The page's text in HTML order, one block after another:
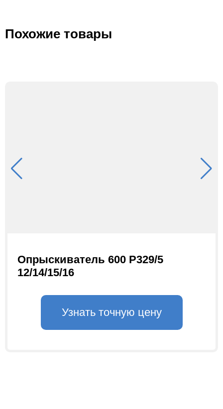
Похожие товары
Опрыскиватель 600 Р329/5
12/14/15/16
Узнать точную цену